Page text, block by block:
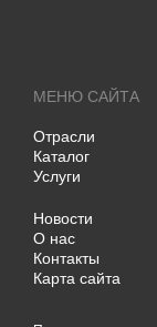
МЕНЮ САЙТА
Отрасли
Каталог
Услуги
Новости
О нас
Контакты
Карта сайта